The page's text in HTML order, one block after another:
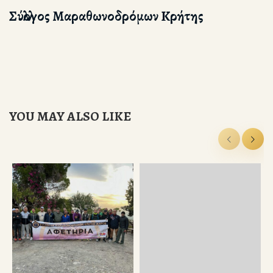
Σύλλογος Μαραθωνοδρόμων Κρήτης
YOU MAY ALSO LIKE